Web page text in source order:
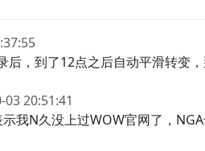
，到了12点之后自动平滑转变，
03 20:51:41
我N久没上过WOW官网了，